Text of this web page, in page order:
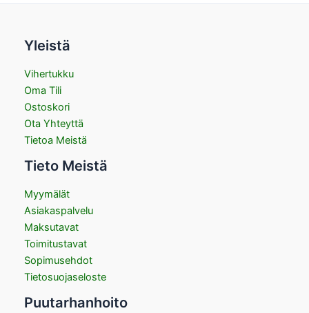
Yleistä
Vihertukku
Oma Tili
Ostoskori
Ota Yhteyttä
Tietoa Meistä
Tieto Meistä
Myymälät
Asiakaspalvelu
Maksutavat
Toimitustavat
Sopimusehdot
Tietosuojaseloste
Puutarhanhoito